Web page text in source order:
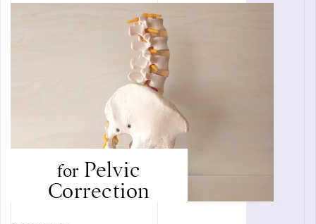
forPelvic
Correction